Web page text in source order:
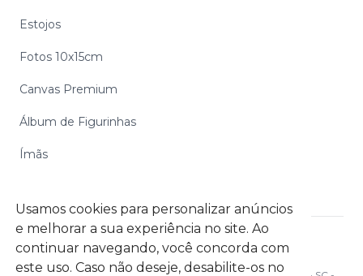
Usamos cookies para personalizar anúncios
e melhorar a sua experiência no site. Ao
continuar navegando, você concorda com
este uso. Caso não deseje, desabilite-os no
Estojos
Fotos 10x15cm
Canvas Premium
Álbum de Figurinhas
Ímãs
Digipix Gráfica Digital S.A. CNPJ: 06.972.254/0002-39